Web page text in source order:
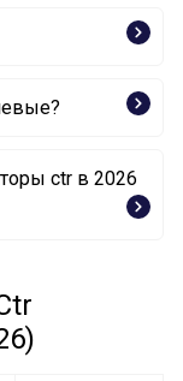
ctr в 2026